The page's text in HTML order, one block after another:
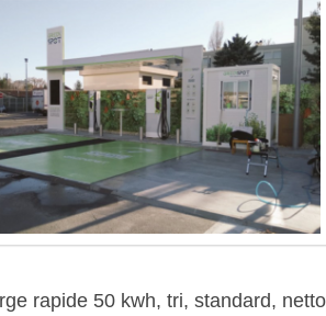
rapide 50 kwh, tri, standard,